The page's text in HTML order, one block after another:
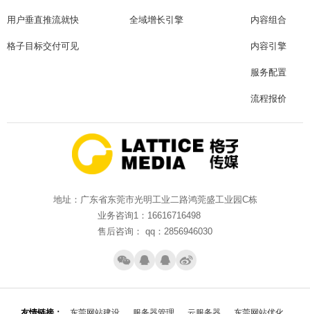
用户垂直推流就快
格子目标交付可见
全域增长引擎 内容组合
内容引擎
服务配置
流程报价
地址：广东省东莞市光明工业二路鸿莞盛工业园C栋
业务咨询1：16616716498
售后咨询： qq：2856946030